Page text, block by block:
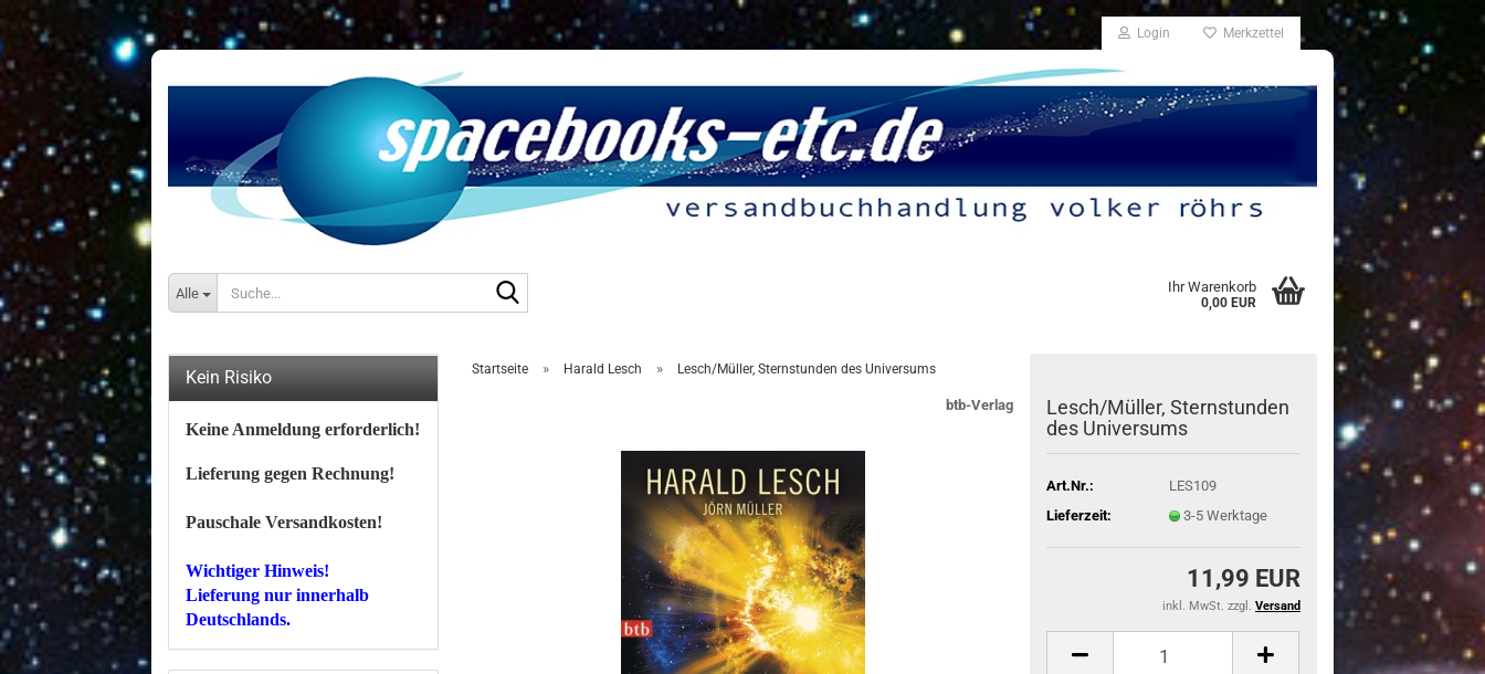
Login Merkzettel
Alle Ihr Warenkorb
0,00 EUR
Startseite » Harald Lesch » Lesch/Müller, Sternstunden des Universums
btb-Verlag
Lesch/Mül­ler, Stern­stun­den
des Uni­ver­sums
Art.Nr.:
LES109
Lieferzeit:
3-5 Werktage
11,99 EUR
inkl. MwSt. zzgl. Versand
Kein Risiko
Keine Anmeldung erforderlich!
Lieferung gegen Rechnung!
Pauschale Versandkosten!
Wichtiger Hinweis!
Lieferung nur innerhalb
Deutschlands.